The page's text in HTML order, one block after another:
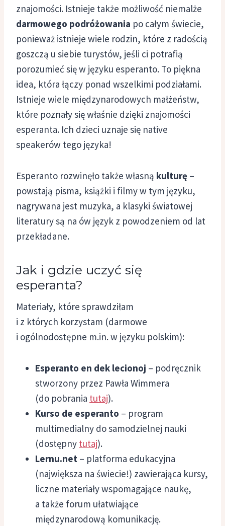
znajomości. Istnieje także możliwość niemalże
darmowego podróżowania po całym świecie,
ponieważ istnieje wiele rodzin, które z radością
goszczą u siebie turystów, jeśli ci potrafią
porozumieć się w języku esperanto. To piękna
idea, która łączy ponad wszelkimi podziałami.
Istnieje wiele międzynarodowych małżeństw,
które poznały się właśnie dzięki znajomości
esperanta. Ich dzieci uznaje się native
speakerów tego języka!
Esperanto rozwinęło także własną kulturę –
powstają pisma, książki i filmy w tym języku,
nagrywana jest muzyka, a klasyki światowej
literatury są na ów język z powodzeniem od lat
przekładane.
Jak i gdzie uczyć się
esperanta?
Materiały, które sprawdziłam
i z których korzystam (darmowe
i ogólnodostępne m.in. w języku polskim):
Esperanto en dek lecionoj – podręcznik
stworzony przez Pawła Wimmera
(do pobrania tutaj).
Kurso de esperanto – program
multimedialny do samodzielnej nauki
(dostępny tutaj).
Lernu.net – platforma edukacyjna
(największa na świecie!) zawierająca kursy,
liczne materiały wspomagające naukę,
a także forum ułatwiające
międzynarodową komunikację.